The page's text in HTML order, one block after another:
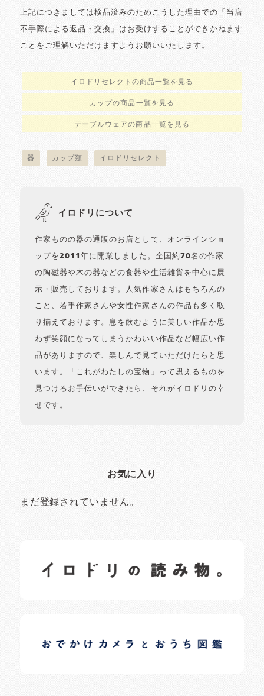
上記につきましては検品済みのためこうした理由での「当店
不手際による返品・交換」はお受けすることができかねます
ことをご理解いただけますようお願いいたします。
イロドリセレクトの商品一覧を見る
カップの商品一覧を見る
テーブルウェアの商品一覧を見る
器 カップ類 イロドリセレクト
イロドリについて
作家ものの器の通販のお店として、オンラインショ
ップを2011年に開業しました。全国約70名の作家
の陶磁器や木の器などの食器や生活雑貨を中心に展
示・販売しております。人気作家さんはもちろんの
こと、若手作家さんや女性作家さんの作品も多く取
り揃えております。息を飲むように美しい作品か思
わず笑顔になってしまうかわいい作品など幅広い作
品がありますので、楽しんで見ていただけたらと思
います。「これがわたしの宝物」って思えるものを
見つけるお手伝いができたら、それがイロドリの幸
せです。
お気に入り
まだ登録されていません。
日常の様子など随時更新中です。
日常の様子など随時更新中です。